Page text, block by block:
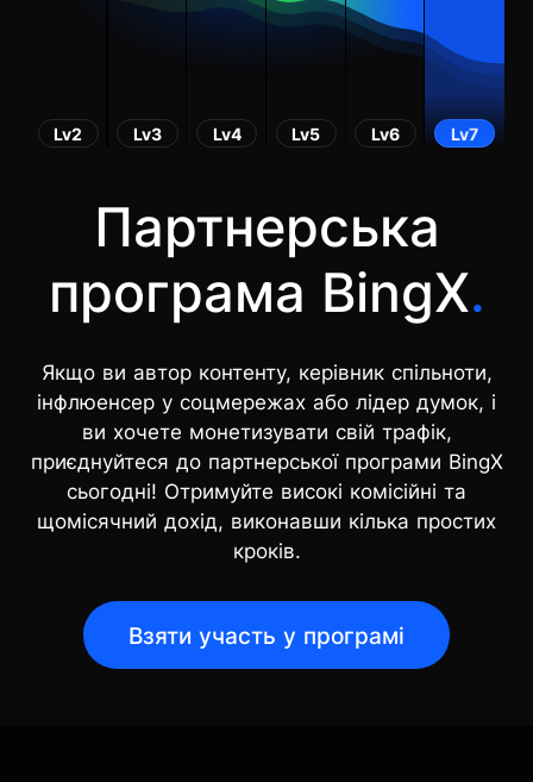
Lv2 Lv3 Lv4 Lv5 Lv6 Lv7
Партнерська
програма BingX.
Якщо ви автор контенту, керівник спільноти,
інфлюенсер у соцмережах або лідер думок, і
ви хочете монетизувати свій трафік,
приєднуйтеся до партнерської програми BingX
сьогодні! Отримуйте високі комісійні та
щомісячний дохід, виконавши кілька простих
кроків.
Взяти участь у програмі